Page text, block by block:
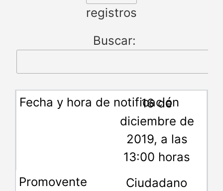
registros
Buscar:
16 de
diciembre de
2019, a las
13:00 horas
Ciudadano